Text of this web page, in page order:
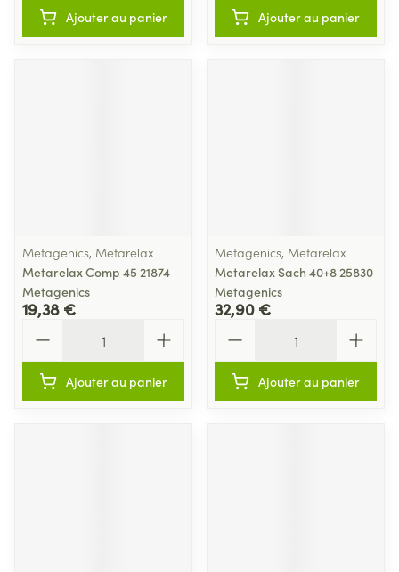
Ajouter au panier Ajouter au panier
Metagenics, Metarelax
Metarelax Comp 45 21874
Metagenics
19,38 €
Ajouter au panier
Metagenics, Metarelax
Metarelax Sach 40+8 25830
Metagenics
32,90 €
Ajouter au panier